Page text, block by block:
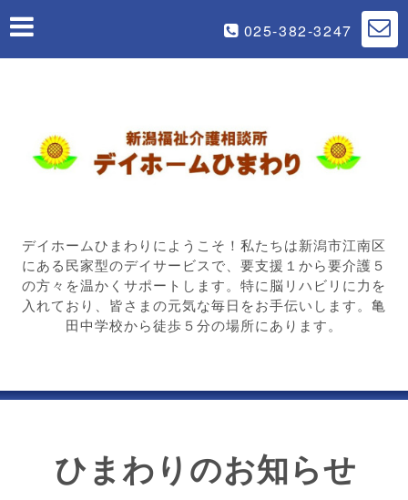
025-382-3247
デイホームひまわりにようこそ！私たちは新潟市江南区
にある民家型のデイサービスで、要支援１から要介護５
の方々を温かくサポートします。特に脳リハビリに力を
入れており、皆さまの元気な毎日をお手伝いします。亀
田中学校から徒歩５分の場所にあります。
ひまわりのお知らせ